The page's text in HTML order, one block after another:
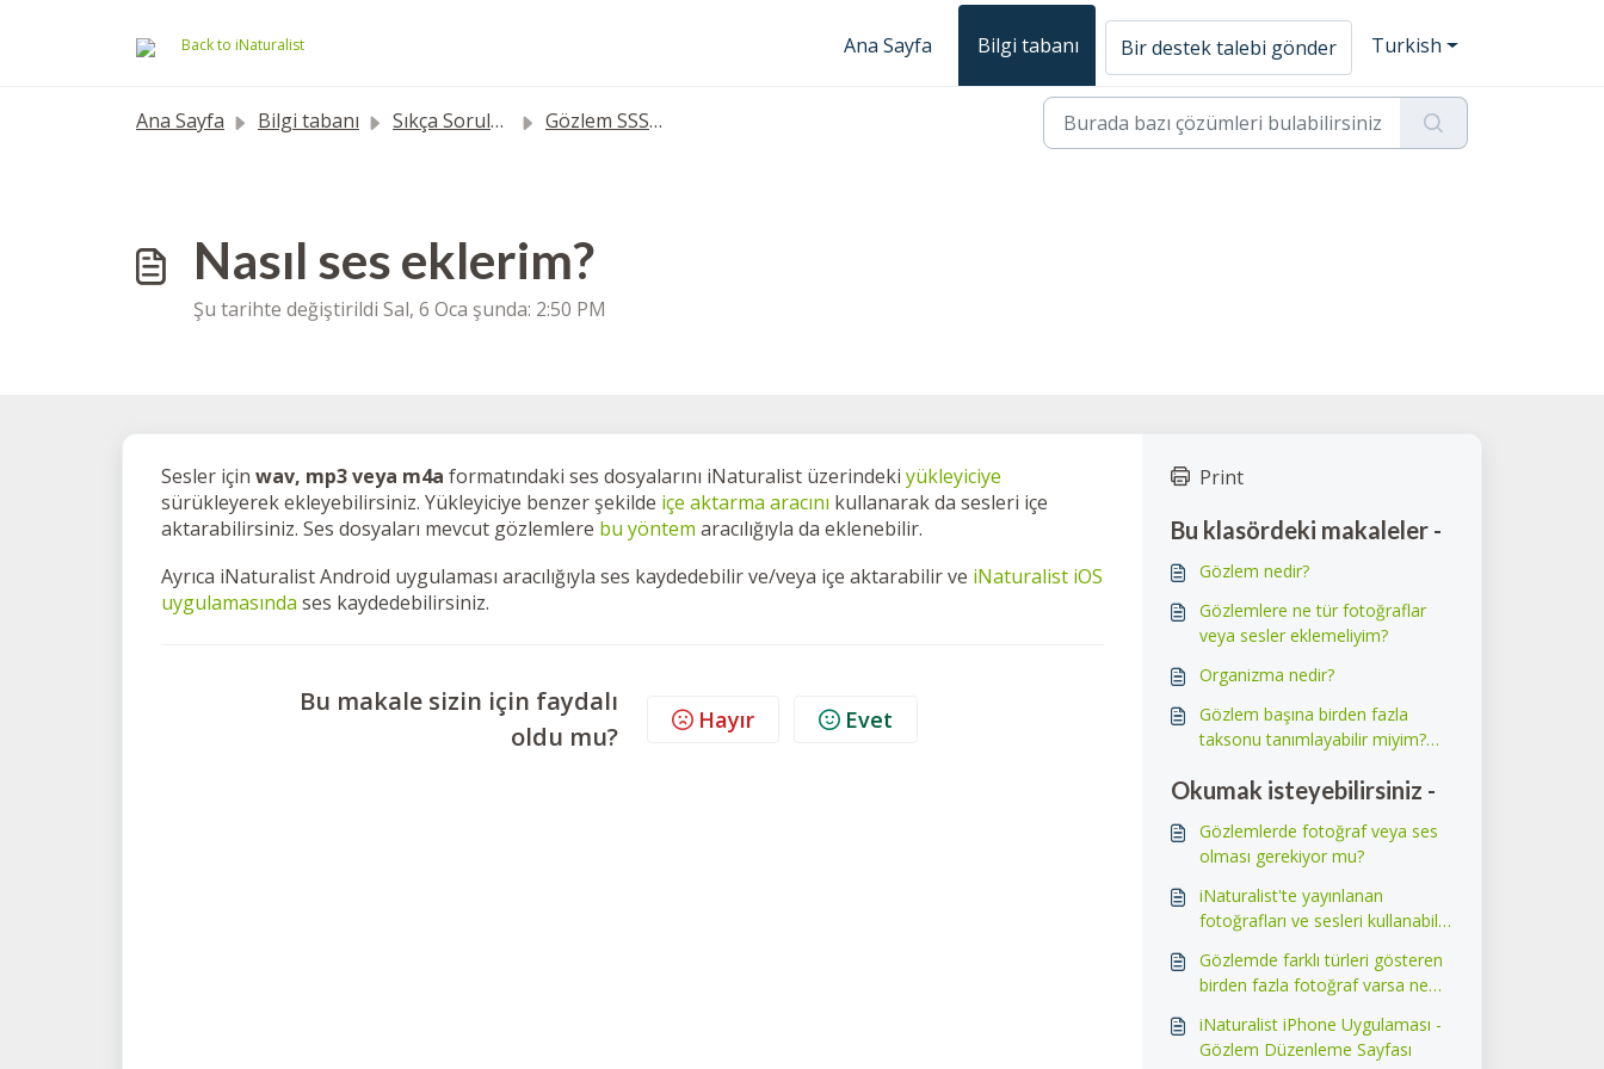
Back to iNaturalist Ana Sayfa Bilgi tabanı Bir destek talebi gönder Turkish
Ana Sayfa Bilgi tabanı Sıkça Sorulan Sorular Gözlem SSS'leri
Nasıl ses eklerim?
Şu tarihte değiştirildi Sal, 6 Oca şunda: 2:50 PM
Sesler için wav, mp3 veya m4a formatındaki ses dosyalarını iNaturalist üzerindeki yükleyiciye
sürükleyerek ekleyebilirsiniz. Yükleyiciye benzer şekilde içe aktarma aracını kullanarak da sesleri içe
aktarabilirsiniz. Ses dosyaları mevcut gözlemlere bu yöntem aracılığıyla da eklenebilir.
Ayrıca iNaturalist Android uygulaması aracılığıyla ses kaydedebilir ve/veya içe aktarabilir ve iNaturalist iOS
uygulamasında ses kaydedebilirsiniz.
Bu makale sizin için faydalı
oldu mu?
Hayır Evet
Print
Bu klasördeki makaleler -
Gözlem nedir?
Gözlemlere ne tür fotoğraflar
veya sesler eklemeliyim?
Organizma nedir?
Gözlem başına birden fazla
taksonu tanımlayabilir miyim?
bir böcek varsa ne olur?
Okumak isteyebilirsiniz -
Gözlemlerde fotoğraf veya ses
olması gerekiyor mu?
iNaturalist'te yayınlanan
fotoğrafları ve sesleri kullanabilir
Gözlemde farklı türleri gösteren
birden fazla fotoğraf varsa ne
iNaturalist iPhone Uygulaması -
Gözlem Düzenleme Sayfası